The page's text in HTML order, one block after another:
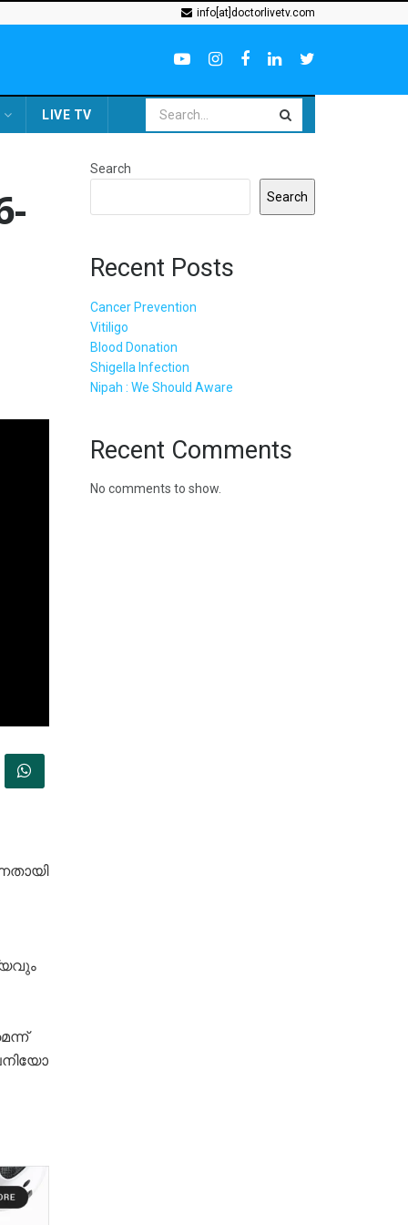
info[at]doctorlivetv.com
LIVE TV
Search
Search
Recent Posts
Cancer Prevention
Vitiligo
Blood Donation
Shigella Infection
Nipah : We Should Aware
Recent Comments
No comments to show.